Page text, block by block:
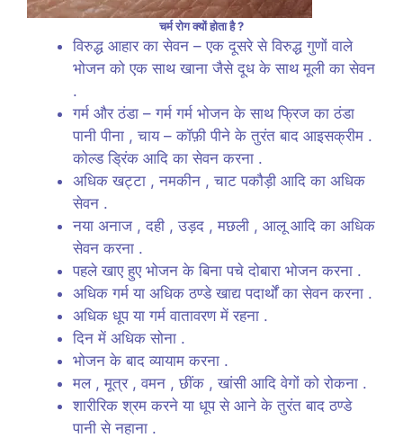
चर्म रोग क्यों होता है ?
विरुद्ध आहार का सेवन – एक दूसरे से विरुद्ध गुणों वाले
भोजन को एक साथ खाना जैसे दूध के साथ मूली का सेवन
.
गर्म और ठंडा – गर्म गर्म भोजन के साथ फ्रिज का ठंडा
पानी पीना , चाय – कॉफ़ी पीने के तुरंत बाद आइसक्रीम .
कोल्ड ड्रिंक आदि का सेवन करना .
अधिक खट्टा , नमकीन , चाट पकौड़ी आदि का अधिक
सेवन .
नया अनाज , दही , उड़द , मछली , आलू आदि का अधिक
सेवन करना .
पहले खाए हुए भोजन के बिना पचे दोबारा भोजन करना .
अधिक गर्म या अधिक ठण्डे खाद्य पदार्थों का सेवन करना .
अधिक धूप या गर्म वातावरण में रहना .
दिन में अधिक सोना .
भोजन के बाद व्यायाम करना .
मल , मूत्र , वमन , छींक , खांसी आदि वेगों को रोकना .
शारीरिक श्रम करने या धूप से आने के तुरंत बाद ठण्डे
पानी से नहाना .